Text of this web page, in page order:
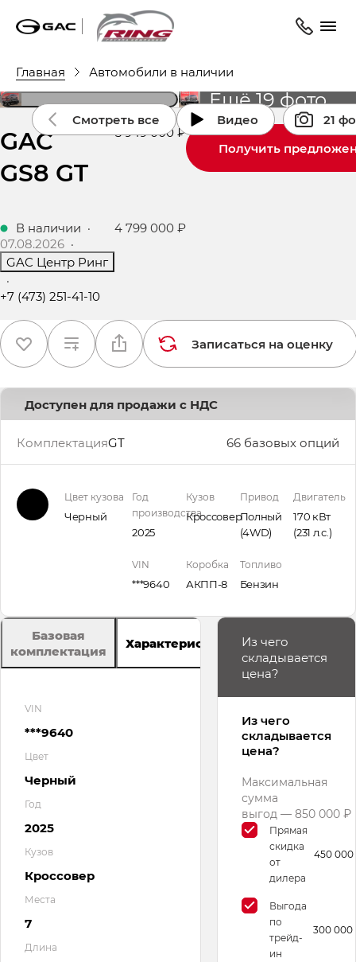
Главная Автомобили в наличии
Смотреть все Видео 21
Ещё 19 фото
GAC
GS8 GT
3 949 000 ₽
В наличии ·
07.08.2026 ·
GAC Центр Ринг
·
+7 (473) 251-41-10
4 799 000 ₽
Получить
Записаться на оценку
Доступен для продажи с НДС
КомплектацияGT 66 базовых опций
Цвет кузова
Черный
Год
производства
2025
Кузов
Кроссовер
Привод
Полный
(4WD)
Двигатель
170 кВт
(231 л.с.)
VIN
***9640
Коробка
АКПП-8
Топливо
Бензин
Базовая
комплектация
Характеристики
VIN
***9640
Цвет
Черный
Год
2025
Кузов
Кроссовер
Места
7
Длина
Из чего
складывается
цена?
Из чего
складывается
цена?
Максимальная
сумма
выгод — 850 000 ₽
Прямая
скидка
от
дилера
450 000
Выгода
по
трейд-
ин
300 000